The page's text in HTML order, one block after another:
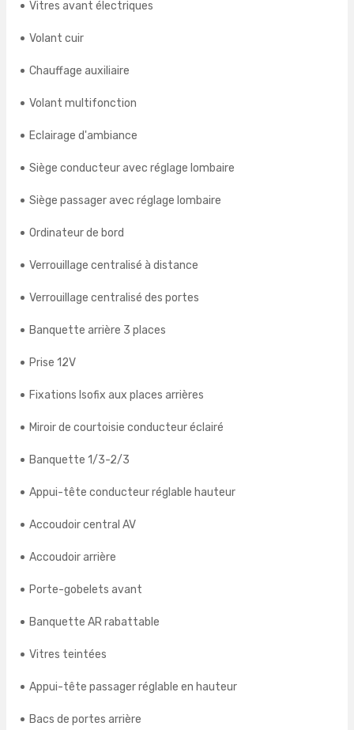
Vitres avant électriques
Volant cuir
Chauffage auxiliaire
Volant multifonction
Eclairage d'ambiance
Siège conducteur avec réglage lombaire
Siège passager avec réglage lombaire
Ordinateur de bord
Verrouillage centralisé à distance
Verrouillage centralisé des portes
Banquette arrière 3 places
Prise 12V
Fixations Isofix aux places arrières
Miroir de courtoisie conducteur éclairé
Banquette 1/3-2/3
Appui-tête conducteur réglable hauteur
Accoudoir central AV
Accoudoir arrière
Porte-gobelets avant
Banquette AR rabattable
Vitres teintées
Appui-tête passager réglable en hauteur
Bacs de portes arrière